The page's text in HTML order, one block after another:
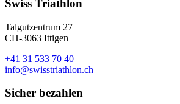
Swiss Triathlon
Talgutzentrum 27
CH-3063 Ittigen
+41 31 533 70 40
info@swisstriathlon.ch
Sicher bezahlen